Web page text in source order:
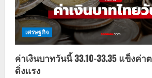
เศรษฐกิจ
ค่าเงินบาทวันนี้ 33.10-33.35 แข็งค่
ดิ่งแรง